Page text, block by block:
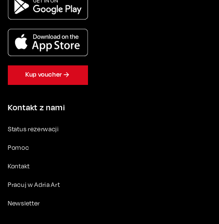
Kontakt z nami
Status rezerwacji
Pomoc
Kontakt
Pracuj w Adria Art
Newsletter
Kup voucher